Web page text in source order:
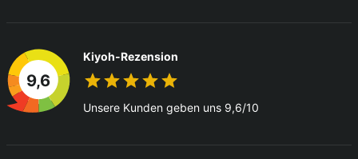
9,6
Kiyoh-Rezension
Unsere Kunden geben uns 9,6/10